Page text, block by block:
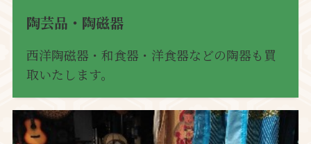
陶芸品・陶磁器
西洋陶磁器・和食器・洋食器などの陶器も買
取いたします。